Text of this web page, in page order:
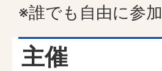
※誰でも自由に参
主催